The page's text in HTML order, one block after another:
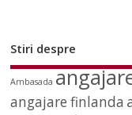
Stiri despre
Ambasada
angajare finlanda